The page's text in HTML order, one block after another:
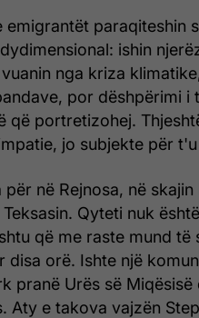
emigrantët paraqiteshin
ishin
nga kriza
por dëshpërimi i
që portretizohej.
jo subjekte për
për në Rejnosa, në
Qyteti nuk
që me raste mund të
disa orë. Ishte një
pranë Urës së Miqësisë
Aty e takova vajzën